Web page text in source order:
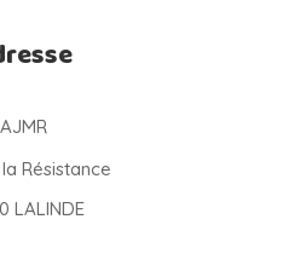
AJMR
Résistance
LALINDE